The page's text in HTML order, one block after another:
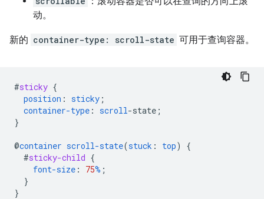
动。
新的 container-type: scroll-state 可用于查询容器。
#sticky {
position : sticky ;
container-type : scroll-state ;
}
@container scroll-state(stuck : top)
{
#sticky-child {
font-size : 75% ;
}
}